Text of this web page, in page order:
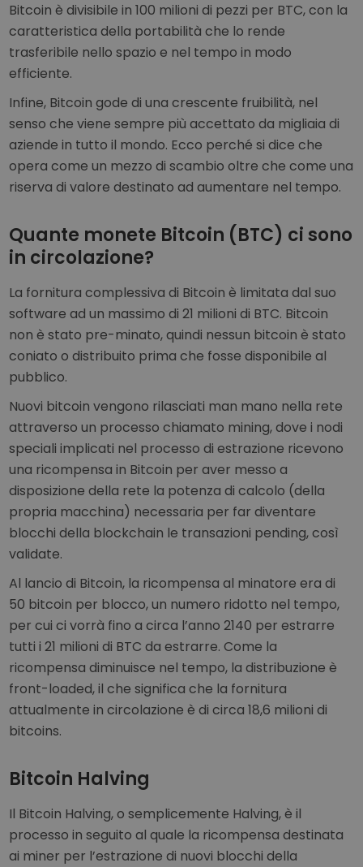
Bitcoin è divisibile in 100 milioni di pezzi per BTC, con la
caratteristica della portabilità che lo rende
trasferibile nello spazio e nel tempo in modo
efficiente.
Infine, Bitcoin gode di una crescente fruibilità, nel
senso che viene sempre più accettato da migliaia di
aziende in tutto il mondo. Ecco perché si dice che
opera come un mezzo di scambio oltre che come una
riserva di valore destinato ad aumentare nel tempo.
Quante monete Bitcoin (BTC) ci sono
in circolazione?
La fornitura complessiva di Bitcoin è limitata dal suo
software ad un massimo di 21 milioni di BTC. Bitcoin
non è stato pre-minato, quindi nessun bitcoin è stato
coniato o distribuito prima che fosse disponibile al
pubblico.
Nuovi bitcoin vengono rilasciati man mano nella rete
attraverso un processo chiamato mining, dove i nodi
speciali implicati nel processo di estrazione ricevono
una ricompensa in Bitcoin per aver messo a
disposizione della rete la potenza di calcolo (della
propria macchina) necessaria per far diventare
blocchi della blockchain le transazioni pending, così
validate.
Al lancio di Bitcoin, la ricompensa al minatore era di
50 bitcoin per blocco, un numero ridotto nel tempo,
per cui ci vorrà fino a circa l’anno 2140 per estrarre
tutti i 21 milioni di BTC da estrarre. Come la
ricompensa diminuisce nel tempo, la distribuzione è
front-loaded, il che significa che la fornitura
attualmente in circolazione è di circa 18,6 milioni di
bitcoins.
Bitcoin Halving
Il Bitcoin Halving, o semplicemente Halving, è il
processo in seguito al quale la ricompensa destinata
ai miner per l’estrazione di nuovi blocchi della